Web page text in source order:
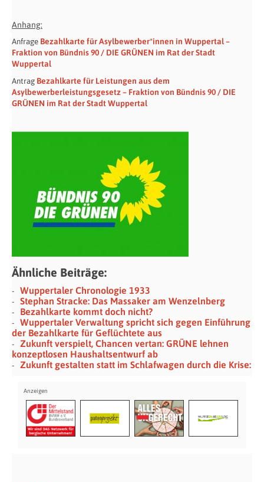
Anhang:
Anfrage Bezahlkarte für Asylbewerber*innen in Wuppertal –
Fraktion von Bündnis 90 / DIE GRÜNEN im Rat der Stadt
Wuppertal
Antrag Bezahlkarte für Leistungen aus dem
Asylbewerberleistungsgesetz – Fraktion von Bündnis 90 / DIE
GRÜNEN im Rat der Stadt Wuppertal
Ähnliche Beiträge:
Wuppertaler Chronologie 1933
Stephan Stracke: Das Massaker am Wenzelnberg
Bezahlkarte kommt doch nicht?
Wuppertaler Verwaltung spricht sich gegen Einführung
der Bezahlkarte für Geflüchtete aus
Zukunft verspielt, Chancen vertan: GRÜNE lehnen
konzeptlosen Haushaltsentwurf ab
Zukunft gestalten statt im Schlafwagen durch die Krise: